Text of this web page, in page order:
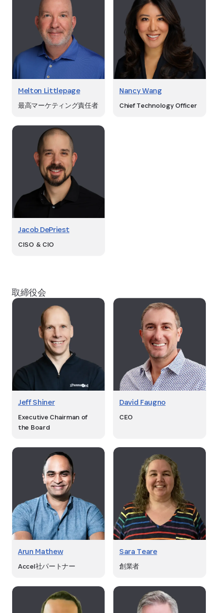
Melton Littlepage
最高マーケティング責任者
Nancy Wang
Chief Technology Officer
Jacob DePriest
CISO & CIO
取締役会
Jeff Shiner
Executive Chairman of
the Board
David Faugno
CEO
Arun Mathew
Accel社パートナー
Sara Teare
創業者